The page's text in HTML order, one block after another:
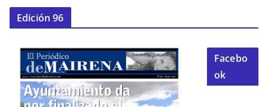
Edición 96
Facebo
ok